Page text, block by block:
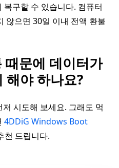
구할 수 있습니다. 컴퓨터
않으면 30일 이내 전액 환불
때문에 데이터가
해야 하나요?
시도해 보세요. 그래도 먹
4DDiG Windows Boot
천 드립니다.